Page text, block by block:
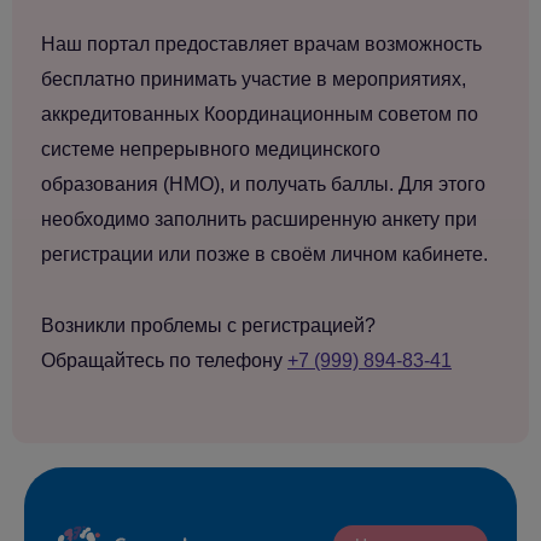
Наш портал предоставляет врачам возможность
бесплатно принимать участие в мероприятиях,
аккредитованных Координационным советом по
системе непрерывного медицинского
образования (НМО), и получать баллы. Для этого
необходимо заполнить расширенную анкету при
регистрации или позже в своём личном кабинете.
Возникли проблемы с регистрацией?
Обращайтесь по телефону +7 (999) 894-83-41